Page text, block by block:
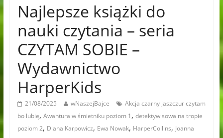
Najlepsze książki do
nauki czytania – seria
CZYTAM SOBIE –
Wydawnictwo
HarperKids
21/08/2025 wNaszejBajce
Akcja czarny jaszczur czytam
bo lubię, Awantura w śmietniku poziom 1 , detektyw sowa na tropie
poziom 2, Diana Karpowicz, Ewa Nowak, HarperCollins, Joanna